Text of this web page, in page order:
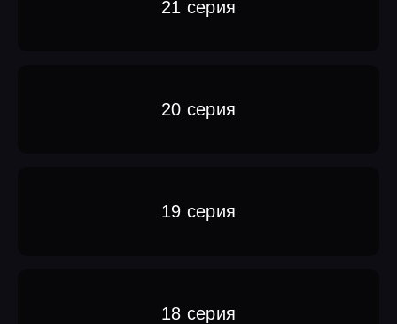
21 серия
20 серия
19 серия
18 серия